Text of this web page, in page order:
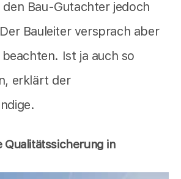
Bau-Gutachter jedoch
Bauleiter versprach aber
Ist ja auch so
erklärt der
Qualitätssicherung in